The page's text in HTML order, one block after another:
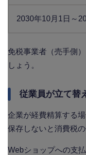
2030年10月1日～
免税事業者（売手側
しょう。
従業員が立て替
企業が経費精算する
保存しないと消費税
Webショップへの支